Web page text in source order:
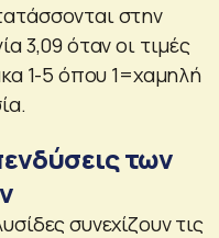
στην
3,09 όταν οι τιμές
1-5 όπου 1=χαμηλή
των
συνεχίζουν τις